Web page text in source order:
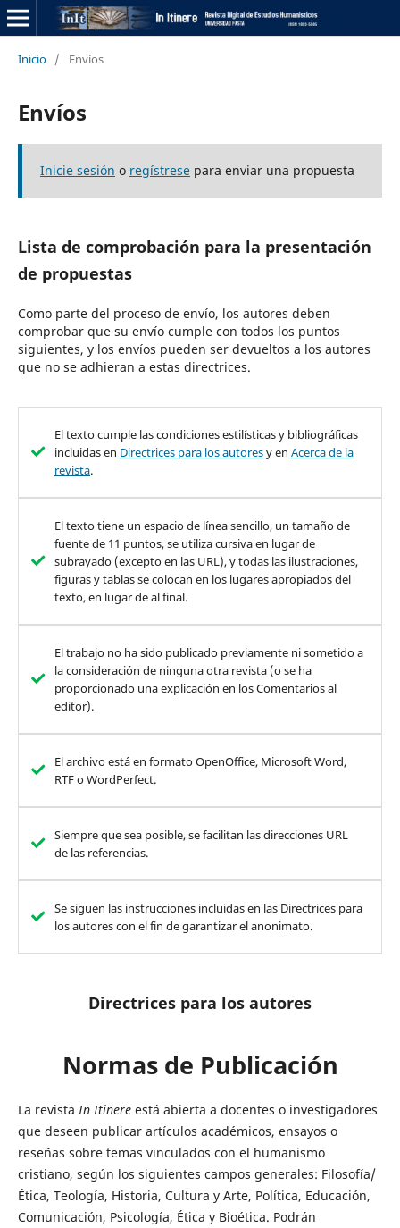
Inicio / Envíos
Envíos
Inicie sesión o regístresepara enviar una propuesta
Lista de comprobación para la presentación
de propuestas
Como parte del proceso de envío, los autores deben
comprobar que su envío cumple con todos los puntos
siguientes, y los envíos pueden ser devueltos a los autores
que no se adhieran a estas directrices.
El texto cumple las condiciones estilísticas y bibliográficas
incluidas en Directrices para los autoresy en Acerca de la
revista.
El texto tiene un espacio de línea sencillo, un tamaño de
fuente de 11 puntos, se utiliza cursiva en lugar de
subrayado (excepto en las URL), y todas las ilustraciones,
figuras y tablas se colocan en los lugares apropiados del
texto, en lugar de al final.
El trabajo no ha sido publicado previamente ni sometido a
la consideración de ninguna otra revista (o se ha
proporcionado una explicación en los Comentarios al
editor).
El archivo está en formato OpenOffice, Microsoft Word,
RTF o WordPerfect.
Siempre que sea posible, se facilitan las direcciones URL
de las referencias.
Se siguen las instrucciones incluidas en las Directrices para
los autores con el fin de garantizar el anonimato.
Directrices para los autores
Normas de Publicación
La revistaIn Itinereestá abierta a docentes o investigadores
que deseen publicar artículos académicos, ensayos o
reseñas sobre temas vinculados con el humanismo
cristiano, según los siguientes campos generales: Filosofía/
Ética, Teología, Historia, Cultura y Arte, Política, Educación,
Comunicación, Psicología, Ética y Bioética. Podrán